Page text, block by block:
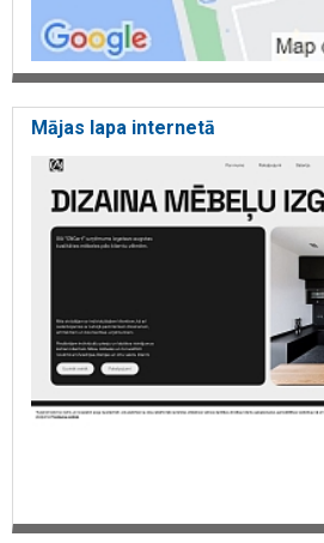
Mājas lapa internetā